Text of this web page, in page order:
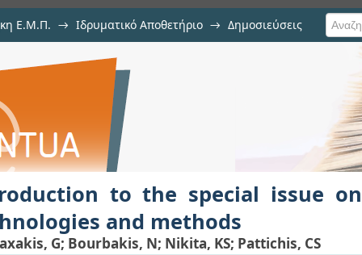
Ε.Μ.Π. → Ιδρυματικό Αποθετήριο → Δημοσιεύσεις
issue on biomedical
to the special issue
and methods
G; Bourbakis, N; Nikita, KS; Pattichis, CS